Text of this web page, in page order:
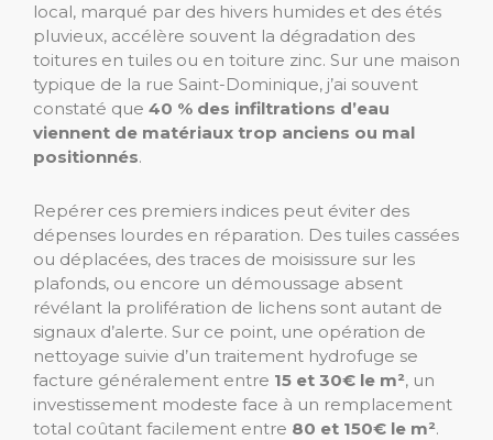
local, marqué par des hivers humides et des étés
pluvieux, accélère souvent la dégradation des
toitures en tuiles ou en toiture zinc. Sur une maison
typique de la rue Saint-Dominique, j’ai souvent
constaté que 40 % des infiltrations d’eau
viennent de matériaux trop anciens ou mal
positionnés.
Repérer ces premiers indices peut éviter des
dépenses lourdes en réparation. Des tuiles cassées
ou déplacées, des traces de moisissure sur les
plafonds, ou encore un démoussage absent
révélant la prolifération de lichens sont autant de
signaux d’alerte. Sur ce point, une opération de
nettoyage suivie d’un traitement hydrofuge se
facture généralement entre 15 et 30€ le m², un
investissement modeste face à un remplacement
total coûtant facilement entre 80 et 150€ le m².